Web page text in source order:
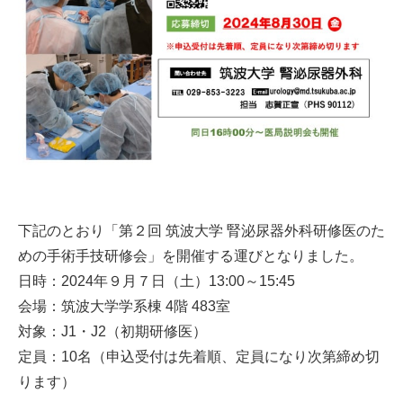
下記のとおり「第２回 筑波大学 腎泌尿器外科研修医のた
めの手術手技研修会」を開催する運びとなりました。
日時：2024年９月７日（土）13:00～15:45
会場：筑波大学学系棟 4階 483室
対象：J1・J2（初期研修医）
定員：10名（申込受付は先着順、定員になり次第締め切
ります）